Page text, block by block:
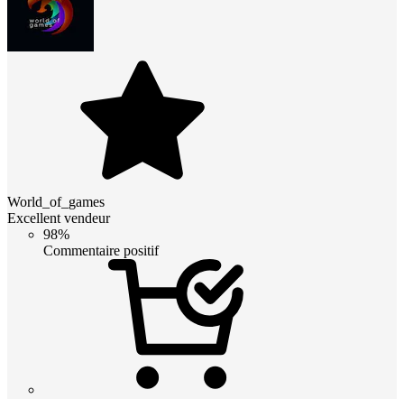
World_of_games
Excellent vendeur
98%
Commentaire positif